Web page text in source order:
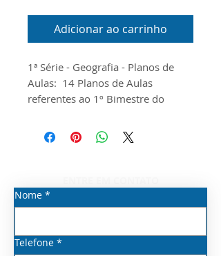
Adicionar ao carrinho
1ª Série - Geografia - Planos de
Aulas: 14 Planos de Aulas
referentes ao 1º Bimestre do
Geografia para o 1ª Série do Novo
Ensino Médio. O documento foi
Material Digital disponibilizados
pela Seduc/SP para o ano de 2026
Nome *
Telefone *